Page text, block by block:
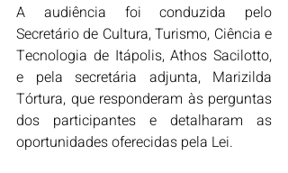
A audiência foi conduzida pelo
Secretário de Cultura, Turismo, Ciência e
Tecnologia de Itápolis, Athos Sacilotto,
e pela secretária adjunta, Marizilda
Tórtura, que responderam às perguntas
dos participantes e detalharam as
oportunidades oferecidas pela Lei.